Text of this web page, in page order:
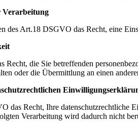
Verarbeitung
des Art.18 DSGVO das Recht, eine
Recht, die Sie betreffenden
oder die Übermittlung an einen
das Recht, Ihre
Verarbeitung wird dadurch nicht